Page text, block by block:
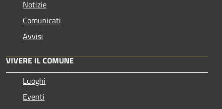
Notizie
Comunicati
Avvisi
VIVERE IL COMUNE
Luoghi
Eventi